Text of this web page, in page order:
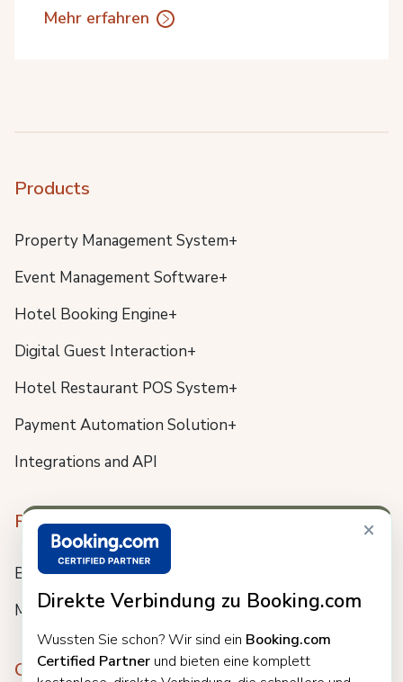
×
Direkte Verbindung zu Booking.com
Wussten Sie schon? Wir sind ein Booking.com
Certified Partnerund bieten eine komplett
Mehr erfahren
Products
Property Management System+
Event Management Software+
Hotel Booking Engine+
Digital Guest Interaction+
Hotel Restaurant POS System+
Payment Automation Solution+
Integrations and API
Resources
Blog
Meet us
Company